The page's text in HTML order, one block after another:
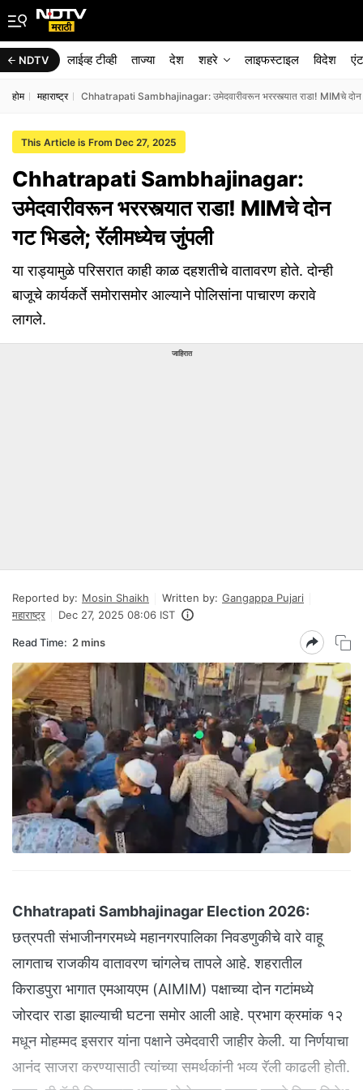
NDTV लाईव्ह टीव्ही ताज्या देश शहरे लाइफस्टाइल विदेश
होम महाराष्ट्र Chhatrapati Sambhajinagar: उमेदवारीवरून भररस्त्यात राडा! MIMचे दोन
This Article is From Dec 27, 2025
Chhatrapati Sambhajinagar:
उमेदवारीवरून भररस्त्यात राडा! MIMचे दोन
गट भिडले; रॅलीमध्येच जुंपली
या राड्यामुळे परिसरात काही काळ दहशतीचे वातावरण होते. दोन्ही
बाजूचे कार्यकर्ते समोरासमोर आल्याने पोलिसांना पाचारण करावे
लागले.
जाहिरात
Reported by: Mosin Shaikh Written by: Gangappa Pujari
महाराष्ट्र
Dec 27, 2025 08:06 IST
Read Time: 2 mins
Chhatrapati Sambhajinagar Election 2026:
छत्रपती संभाजीनगरमध्ये महानगरपालिका निवडणुकीचे वारे वाहू
लागताच राजकीय वातावरण चांगलेच तापले आहे. शहरातील
किराडपुरा भागात एमआयएम (AIMIM) पक्षाच्या दोन गटांमध्ये
जोरदार राडा झाल्याची घटना समोर आली आहे. प्रभाग क्रमांक १२
मधून मोहम्मद इसरार यांना पक्षाने उमेदवारी जाहीर केली. या निर्णयाचा
आनंद साजरा करण्यासाठी त्यांच्या समर्थकांनी भव्य रॅली काढली होती.